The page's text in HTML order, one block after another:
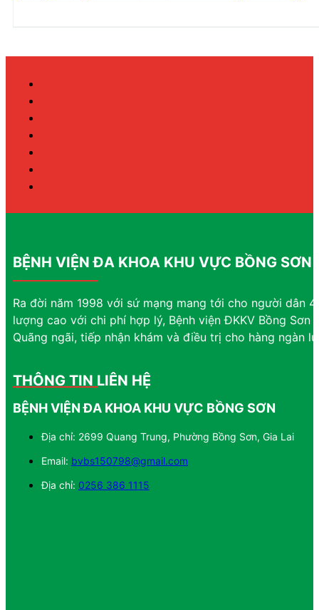
BỆNH VIỆN ĐA KHOA KHU VỰC BỒNG SƠN
Ra đời năm 1998 với sứ mạng mang tới cho người dân
lượng cao với chi phí hợp lý, Bệnh viện ĐKKV Bồng
Quãng ngãi, tiếp nhận khám và điều trị cho hàng ngàn
THÔNG TIN LIÊN HỆ
BỆNH VIỆN ĐA KHOA KHU VỰC BỒNG SƠN
Địa chỉ: 2699 Quang Trung, Phường Bồng Sơn, Gia Lai
Email: bvbs150798@gmail.com
Địa chỉ: 0256 386 1115